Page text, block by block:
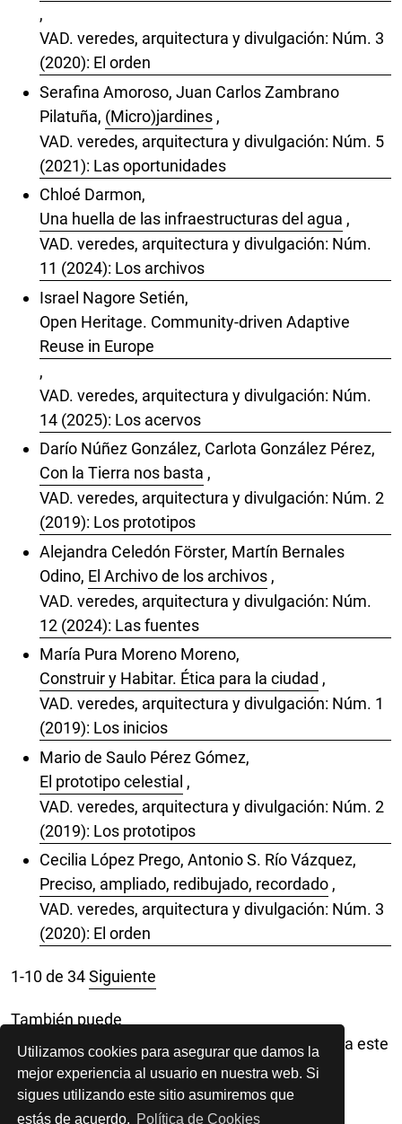
Utilizamos cookies para asegurar que damos la
mejor experiencia al usuario en nuestra web. Si
sigues utilizando este sitio asumiremos que
estás de acuerdo. Política de Cookies
,
VAD. veredes, arquitectura y divulgación: Núm. 3
(2020): El orden
Serafina Amoroso, Juan Carlos Zambrano
Pilatuña, (Micro)jardines ,
VAD. veredes, arquitectura y divulgación: Núm. 5
(2021): Las oportunidades
Chloé Darmon,
Una huella de las infraestructuras del agua ,
VAD. veredes, arquitectura y divulgación: Núm.
11 (2024): Los archivos
Israel Nagore Setién,
Open Heritage. Community-driven Adaptive
Reuse in Europe
,
VAD. veredes, arquitectura y divulgación: Núm.
14 (2025): Los acervos
Darío Núñez González, Carlota González Pérez,
Con la Tierra nos basta ,
VAD. veredes, arquitectura y divulgación: Núm. 2
(2019): Los prototipos
Alejandra Celedón Förster, Martín Bernales
Odino, El Archivo de los archivos ,
VAD. veredes, arquitectura y divulgación: Núm.
12 (2024): Las fuentes
María Pura Moreno Moreno,
Construir y Habitar. Ética para la ciudad ,
VAD. veredes, arquitectura y divulgación: Núm. 1
(2019): Los inicios
Mario de Saulo Pérez Gómez,
El prototipo celestial ,
VAD. veredes, arquitectura y divulgación: Núm. 2
(2019): Los prototipos
Cecilia López Prego, Antonio S. Río Vázquez,
Preciso, ampliado, redibujado, recordado ,
VAD. veredes, arquitectura y divulgación: Núm. 3
(2020): El orden
1-10 de 34Siguiente
También puede
Iniciar una búsqueda de similitud avanzada para este
artículo.